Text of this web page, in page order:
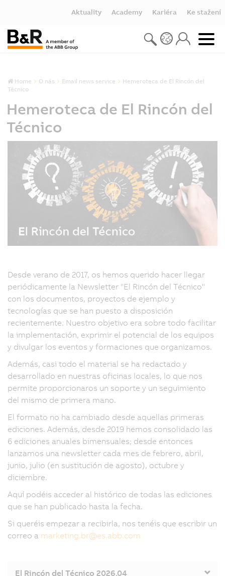
Aktuality Academy Kariéra Ke stažení
Home O nás Email news service
Hemeroteca de El Rincón del
Técnico
Hemeroteca de El Rincón del
Técnico
Desde verano de 2017, os hemos querido hacer llegar
periódicamente la Newsletter "El Rincón del Técnico"
con los documentos, proyectos de ejemplo y
tecnologías que se han puesto a disposición
recientemente. Nuestro objetivo era sobre todo facilitar
la implementación, exprimir el potencial de los equipos
y divulgar los eventos y formaciones que organizamos.
Además, casi todo el material se ha redactado y
desarrollado en nuestras oficinas locales, lo que nos
permite proporcionaros un soporte y un seguimiento
del mismo de primera mano.
El formato no ha cambiado desde aquellas primeras
ediciones. Además, desde 2019 hemos consolidado las
6 ediciones anuales bimensuales; desde entonces
lanzamos una newsletter cada mes de febrero, abril,
junio, julio (en sustitución de agosto), octubre y
diciembre.
Aquí podéis acceder al histórico de todas las ediciones
que se han publicado hasta la fecha.
Si queréis empezar a recibirla, nos tenéis que escribir un
correo a marketing.br@es.abb.com
El Rincón del Técnico 2026.04